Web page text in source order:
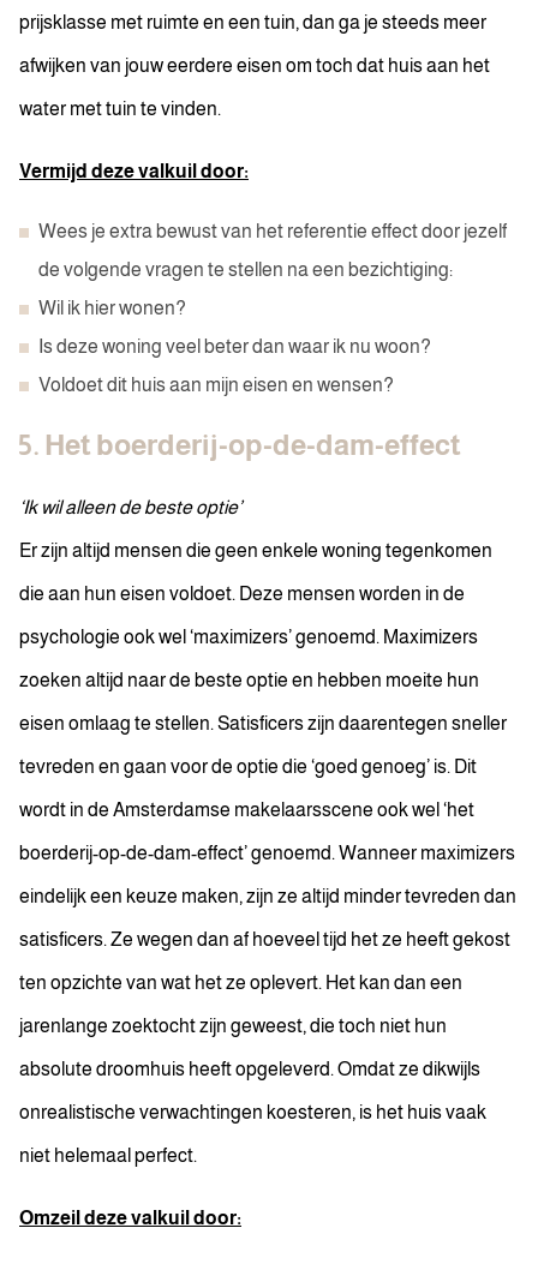
prijsklasse met ruimte en een tuin, dan ga je steeds meer
afwijken van jouw eerdere eisen om toch dat huis aan het
water met tuin te vinden.
Vermijd deze valkuil door:
Wees je extra bewust van het referentie effect door jezelf
de volgende vragen te stellen na een bezichtiging:
Wil ik hier wonen?
Is deze woning veel beter dan waar ik nu woon?
Voldoet dit huis aan mijn eisen en wensen?
5. Het boerderij-op-de-dam-effect
‘Ik wil alleen de beste optie’
Er zijn altijd mensen die geen enkele woning tegenkomen
die aan hun eisen voldoet. Deze mensen worden in de
psychologie ook wel ‘maximizers’ genoemd. Maximizers
zoeken altijd naar de beste optie en hebben moeite hun
eisen omlaag te stellen. Satisficers zijn daarentegen sneller
tevreden en gaan voor de optie die ‘goed genoeg’ is. Dit
wordt in de Amsterdamse makelaarsscene ook wel ‘het
boerderij-op-de-dam-effect’ genoemd. Wanneer maximizers
eindelijk een keuze maken, zijn ze altijd minder tevreden dan
satisficers. Ze wegen dan af hoeveel tijd het ze heeft gekost
ten opzichte van wat het ze oplevert. Het kan dan een
jarenlange zoektocht zijn geweest, die toch niet hun
absolute droomhuis heeft opgeleverd. Omdat ze dikwijls
onrealistische verwachtingen koesteren, is het huis vaak
niet helemaal perfect.
Omzeil deze valkuil door: